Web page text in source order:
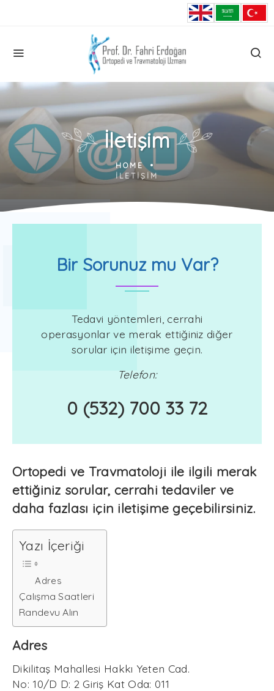
İletişim
HOME
İLETIŞIM
Bir Sorunuz mu Var?
Tedavi yöntemleri, cerrahi
operasyonlar ve merak ettiğiniz diğer
sorular için iletişime geçin.
Telefon:
0 (532) 700 33 72
Ortopedi ve Travmatoloji ile ilgili merak
ettiğiniz sorular, cerrahi tedaviler ve
daha fazlası için iletişime geçebilirsiniz.
Yazı İçeriği
Adres
Çalışma Saatleri
Randevu Alın
Adres
Dikilitaş Mahallesi Hakkı Yeten Cad.
No: 10/D D: 2 Giriş Kat Oda: 011